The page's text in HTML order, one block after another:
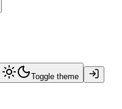
Toggle theme